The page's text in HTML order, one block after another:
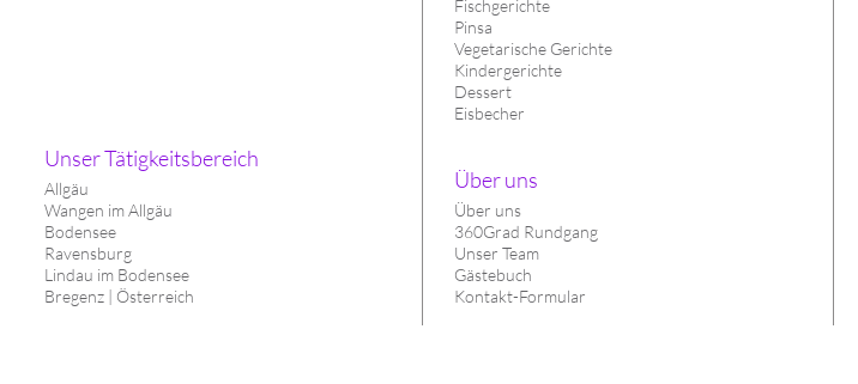
Unser Tätigkeitsbereich
Allgäu
Wangen im Allgäu
Bodensee
Ravensburg
Lindau im Bodensee
Bregenz | Österreich
Fischgerichte
Pinsa
Vegetarische Gerichte
Kindergerichte
Dessert
Eisbecher
Über uns
Über uns
360Grad Rundgang
Unser Team
Gästebuch
Kontakt-Formular